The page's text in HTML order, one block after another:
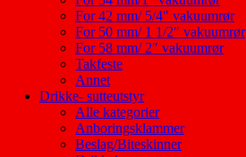
For 42 mm/ 5/4″ vakuumrør
For 50 mm/ 1 1/2″ vakuumrør
For 58 mm/ 2″ vakuumrør
Takfeste
Annet
Drikke- sutteutstyr
Alle kategorier
Anboringsklammer
Beslag/Biteskinner